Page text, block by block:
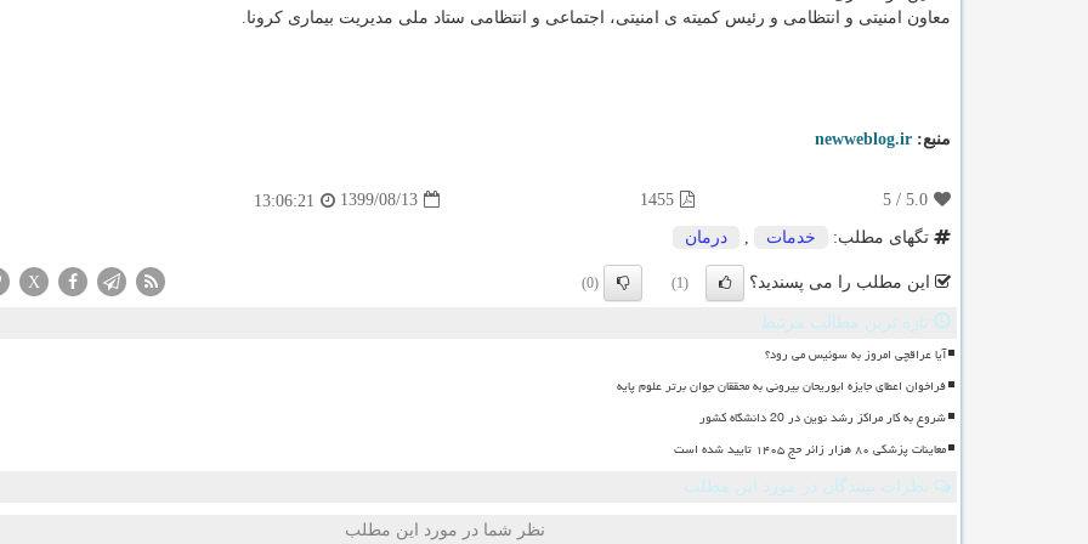
معاون امنیتی و انتظامی و رئیس کمیته ی امنیتی، اجتماعی و انتظامی ستاد ملی مدیریت بیماری کرونا.
منبع: newweblog.ir
5.0
/
5
1455
1399/08/13
13:06:21
تگهای مطلب:
خدمات درمان
این مطلب را می پسندید؟ (1)
(0)
X
تازه ترین مطالب مرتبط
آیا عراقچی امروز به سوئیس می رود؟
فراخوان اعطای جایزه ابوریحان بیرونی به محققان جوان برتر علوم پایه
شروع به کار مراکز رشد نوین در 20 دانشگاه کشور
معاینات پزشکی ۸۰ هزار زائر حج ۱۴۰۵ تایید شده است
نظرات بینندگان در مورد این مطلب
نظر شما در مورد این مطلب